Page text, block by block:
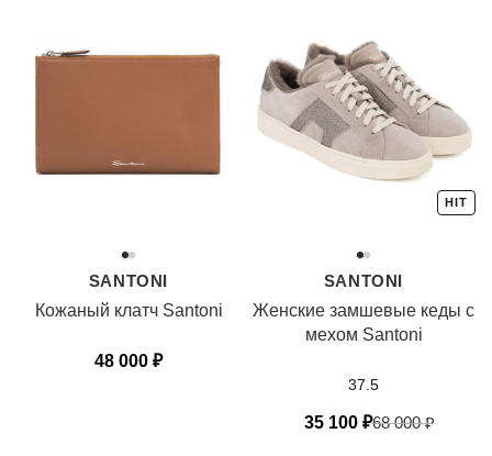
SANTONI
Кожаный клатч Santoni
48 000 ₽
HIT
SANTONI
Женские замшевые кеды с
мехом Santoni
37.5
35 100 ₽68 000₽